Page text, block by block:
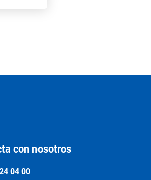
con nosotros
04 00